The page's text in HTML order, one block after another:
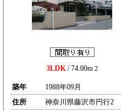
3LDK/ 74.00m 2
築年
1988年09月
住所
神奈川県藤沢市円行2